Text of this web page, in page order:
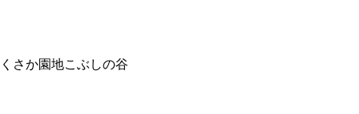
くさか園地こぶしの谷